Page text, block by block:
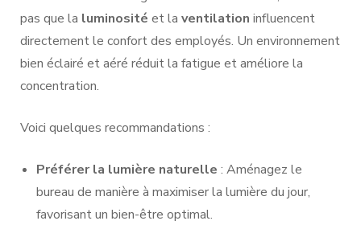
pas que la luminosité et la ventilation influencent
directement le confort des employés. Un environnement
bien éclairé et aéré réduit la fatigue et améliore la
concentration.
Voici quelques recommandations :
Préférer la lumière naturelle : Aménagez le
bureau de manière à maximiser la lumière du jour,
favorisant un bien-être optimal.